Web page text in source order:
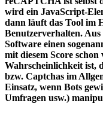
wird ein JavaScript-
dann läuft das Tool im
Benutzerverhalten. Aus
Software einen
mit diesem Score
Wahrscheinlichkeit ist,
bzw. Captchas im
Einsatz, wenn Bots
Umfragen usw.)